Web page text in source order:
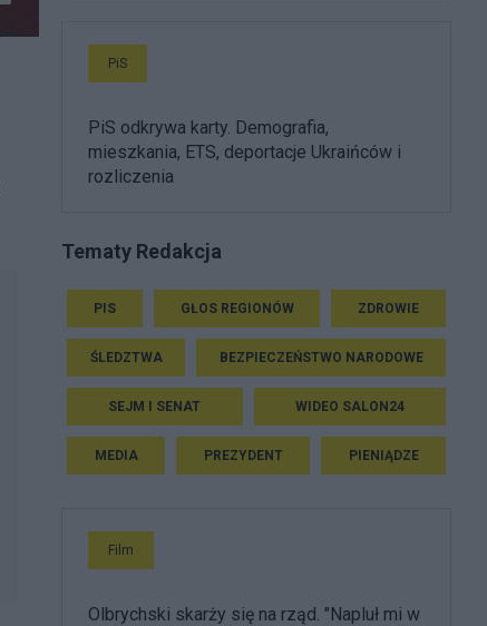
PiS
PiS odkrywa karty. Demografia,
mieszkania, ETS, deportacje Ukraińców i
rozliczenia
Tematy Redakcja
PIS GŁOS REGIONÓW ZDROWIE
ŚLEDZTWA BEZPIECZEŃSTWO NARODOWE
SEJM I SENAT WIDEO SALON24
MEDIA PREZYDENT PIENIĄDZE
Film
Olbrychski skarży się na rząd. "Napluł mi w